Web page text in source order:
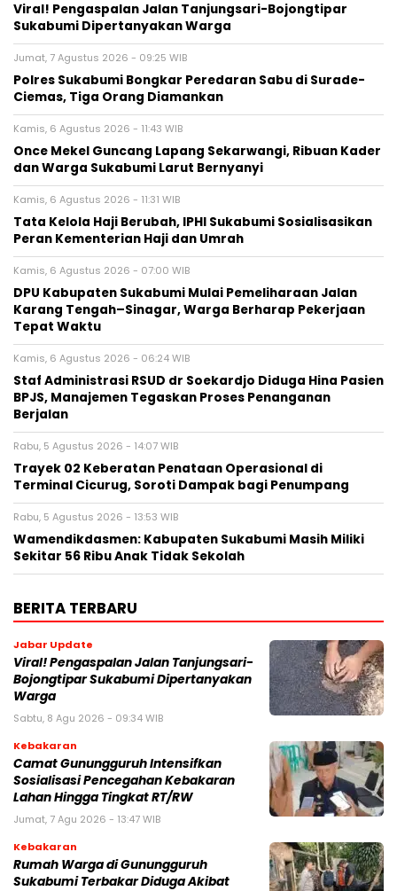
Viral! Pengaspalan Jalan Tanjungsari-Bojongtipar
Sukabumi Dipertanyakan Warga
Jumat, 7 Agustus 2026 - 09:25 WIB
Polres Sukabumi Bongkar Peredaran Sabu di Surade-
Ciemas, Tiga Orang Diamankan
Kamis, 6 Agustus 2026 - 11:43 WIB
Once Mekel Guncang Lapang Sekarwangi, Ribuan Kader
dan Warga Sukabumi Larut Bernyanyi
Kamis, 6 Agustus 2026 - 11:31 WIB
Tata Kelola Haji Berubah, IPHI Sukabumi Sosialisasikan
Peran Kementerian Haji dan Umrah
Kamis, 6 Agustus 2026 - 07:00 WIB
‎DPU Kabupaten Sukabumi Mulai Pemeliharaan Jalan
Karang Tengah–Sinagar, Warga Berharap Pekerjaan
Tepat Waktu
Kamis, 6 Agustus 2026 - 06:24 WIB
Staf Administrasi RSUD dr Soekardjo Diduga Hina Pasien
BPJS, Manajemen Tegaskan Proses Penanganan
Berjalan
Rabu, 5 Agustus 2026 - 14:07 WIB
‎Trayek 02 Keberatan Penataan Operasional di
Terminal Cicurug, Soroti Dampak bagi Penumpang
Rabu, 5 Agustus 2026 - 13:53 WIB
Wamendikdasmen: Kabupaten Sukabumi Masih Miliki
Sekitar 56 Ribu Anak Tidak Sekolah
BERITA TERBARU
Jabar Update
Viral! Pengaspalan Jalan Tanjungsari-
Bojongtipar Sukabumi Dipertanyakan
Warga
Sabtu, 8 Agu 2026 - 09:34 WIB
Kebakaran
‎‎Camat Gunungguruh Intensifkan
Sosialisasi Pencegahan Kebakaran
Lahan Hingga Tingkat RT/RW‎
Jumat, 7 Agu 2026 - 13:47 WIB
Kebakaran
‎Rumah Warga di Gunungguruh
Sukabumi Terbakar Diduga Akibat